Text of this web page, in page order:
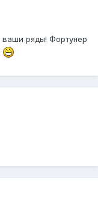
ряды! Фортунер